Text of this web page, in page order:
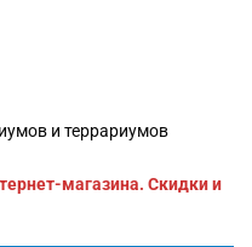
и террариумов
магазина. Скидки и